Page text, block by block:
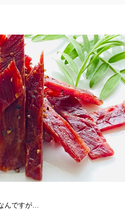
109780
んですが…